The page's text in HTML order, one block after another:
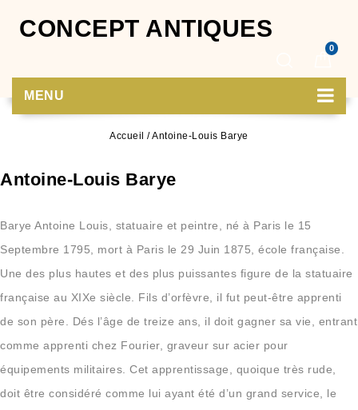
CONCEPT ANTIQUES
0
MENU
Accueil /Antoine-Louis Barye
Antoine-Louis Barye
Barye Antoine Louis, statuaire et peintre, né à Paris le 15
Septembre 1795, mort à Paris le 29 Juin 1875, école française.
Une des plus hautes et des plus puissantes figure de la statuaire
française au XIXe siècle. Fils d’orfèvre, il fut peut-être apprenti
de son père. Dés l’âge de treize ans, il doit gagner sa vie, entrant
comme apprenti chez Fourier, graveur sur acier pour
équipements militaires. Cet apprentissage, quoique très rude,
doit être considéré comme lui ayant été d’un grand service, le